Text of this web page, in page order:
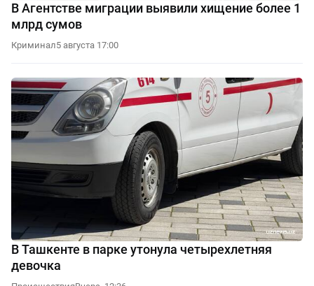
В Агентстве миграции выявили хищение более 1
млрд сумов
Криминал5 августа 17:00
В Ташкенте в парке утонула четырехлетняя
девочка